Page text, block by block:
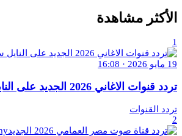
الأكثر مشاهدة
1
19 مايو 2026 · 16:08
تردد قنوات الاغاني 2026 الجديد على النايل سات
تردد القنوات
2